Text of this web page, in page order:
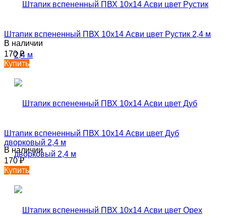
Штапик вспененный ПВХ 10х14 Асви цвет Рустик 2,4 м
В наличии
170₽
Купить
Штапик вспененный ПВХ 10х14 Асви цвет Дуб
дворковый 2,4 м
В наличии
170₽
Купить